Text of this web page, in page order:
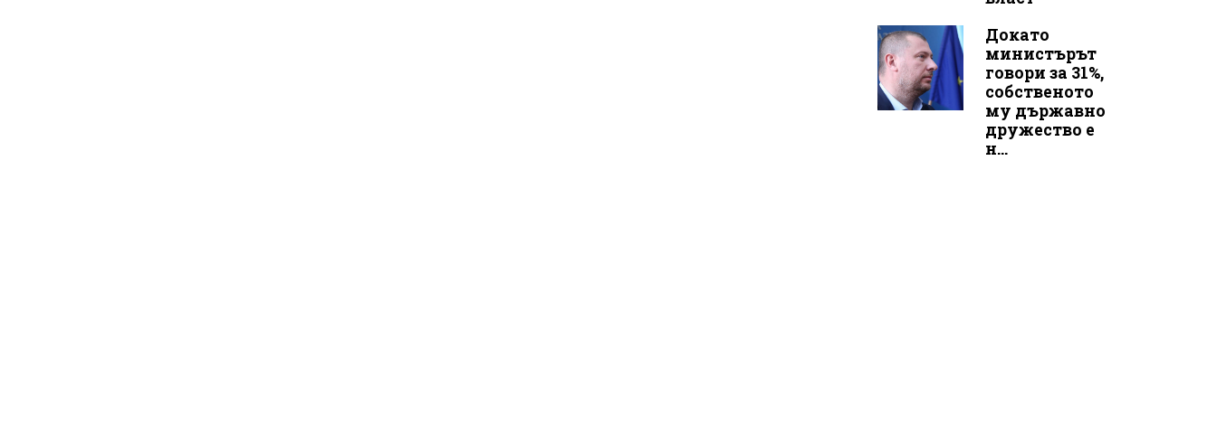
Докато
министърът
говори за 31%,
собственото
му държавно
дружество е
н...